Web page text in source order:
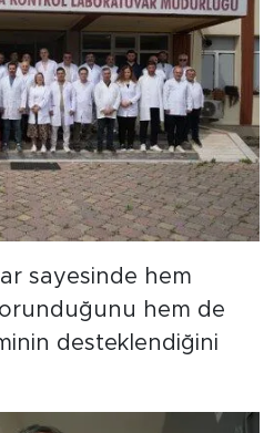
sayesinde hem
hem de
desteklendiğini